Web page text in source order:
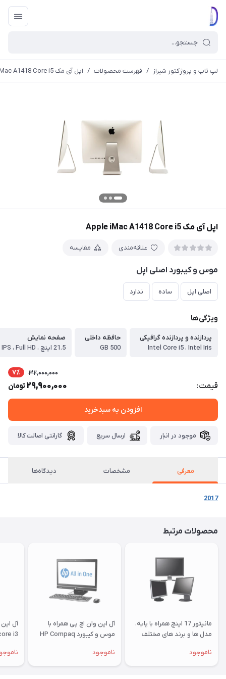
لپ تاپ و پروژکتور شیراز / فهرست محصولات / اپل آی مک Apple iMac A1418 Core i5
اپل آی مک Apple iMac A1418 Core i5
علاقه‌مندی مقایسه
موس و کیبورد اصلی اپل
اصلی اپل ساده ندارد
ویژگی‌ها
پردازنده و پردازنده گرافیکی
Intel Core i5 ، Intel Iris
حافظه داخلی
500 GB
صفحه نمایش
21.5 اینچ ، LED IPS ، Full HD
قیمت:
32,000,000 7٪
29,900,000تومان
افزودن به سبدخرید
موجود در انبار ارسال سریع گارانتی اصالت کالا
معرفی مشخصات دیدگاه‌ها
2017
محصولات مرتبط
مانیتور 17 اینچ همراه با پایه،
مدل ها و برند های مختلف
ناموجود
آل این وان اچ پی همراه با
موس و کیبورد HP Compaq
ناموجود
i3